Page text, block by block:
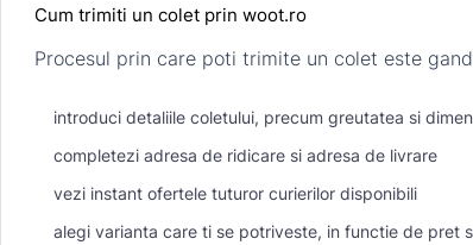
Cum trimiti un colet prin woot.ro
Procesul prin care poti trimite un colet este
introduci detaliile coletului, precum greutatea si
completezi adresa de ridicare si adresa de livrare
vezi instant ofertele tuturor curierilor disponibili
alegi varianta care ti se potriveste, in functie de pret